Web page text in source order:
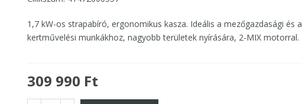
1,7 kW-os strapabíró, ergonomikus kasza. Ideális a mezőgazdasági és a
kertművelési munkákhoz, nagyobb területek nyírására, 2-MIX motorral.
309 990 Ft